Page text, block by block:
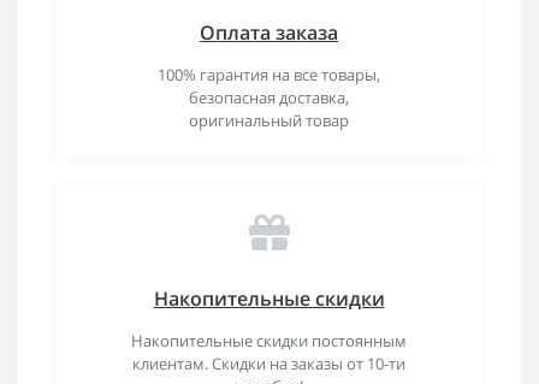
Оплата заказа
100% гарантия на все товары,
безопасная доставка,
оригинальный товар
Накопительные скидки
Накопительные скидки постоянным
клиентам. Скидки на заказы от 10-ти